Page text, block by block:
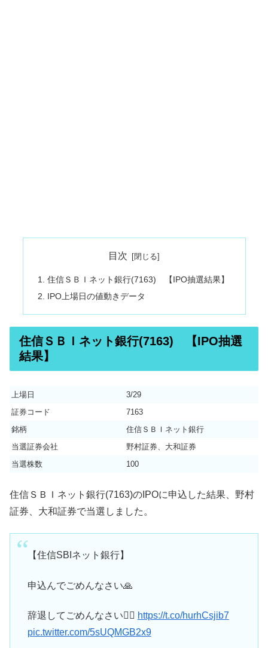
目次
住信ＳＢＩネット銀行(7163) 【IPO抽選結果】
IPO上場日の値動きデータ
住信ＳＢＩネット銀行(7163) 【IPO抽選
結果】
上場日
3/29
証券コード
7163
銘柄
住信ＳＢＩネット銀行
当選証券会社
野村証券、大和証券
当選株数
100
住信ＳＢＩネット銀行(7163)のIPOに申込した結果、野村
証券、大和証券で当選しました。
【住信SBIネット銀行】
申込んでごめんなさい🙏
辞退してごめんなさい🙇‍♂️ https://t.co/hurhCsjib7
pic.twitter.com/5sUQMGB2x9